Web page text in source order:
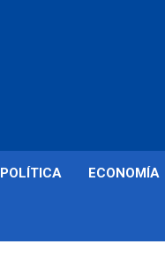
POLÍTICA ECONOMÍA